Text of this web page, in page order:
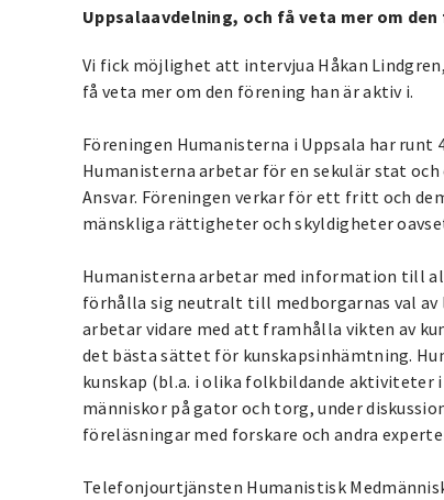
Uppsalaavdelning, och få veta mer om
Vi fick möjlighet att intervjua Håkan
få veta mer om den förening han är aktiv i.
Föreningen Humanisterna i Uppsala har runt
Humanisterna arbetar för en sekulär stat
Ansvar. Föreningen verkar för ett fritt och
mänskliga rättigheter och skyldigheter
Humanisterna arbetar med information till
förhålla sig neutralt till medborgarnas val av
arbetar vidare med att framhålla vikten av
det bästa sättet för kunskapsinhämtning.
kunskap (bl.a. i olika folkbildande aktiviteter
människor på gator och torg, under
föreläsningar med forskare och andra
Telefonjourtjänsten Humanistisk